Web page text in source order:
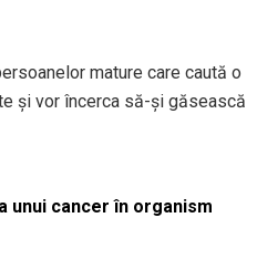
mature care caută o
și vor încerca să-și găsească
unui cancer în organism